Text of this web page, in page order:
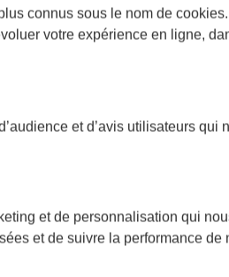
connus sous le nom de cookies
votre expérience en ligne,
et d’avis utilisateurs qui
et de personnalisation qui
et de suivre la performance de